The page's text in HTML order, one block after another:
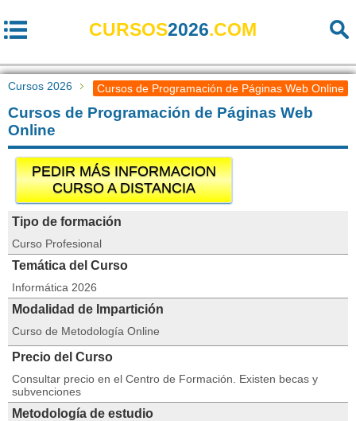
CURSOS2026.COM
Cursos 2026 Cursos de Programación de Páginas Web Online
Cursos de Programación de Páginas Web
Online
PEDIR MÁS INFORMACION
CURSO A DISTANCIA
Tipo de formación
Curso Profesional
Temática del Curso
Informática 2026
Modalidad de Impartición
Curso de Metodología Online
Precio del Curso
Consultar precio en el Centro de Formación. Existen becas y
subvenciones
Metodología de estudio